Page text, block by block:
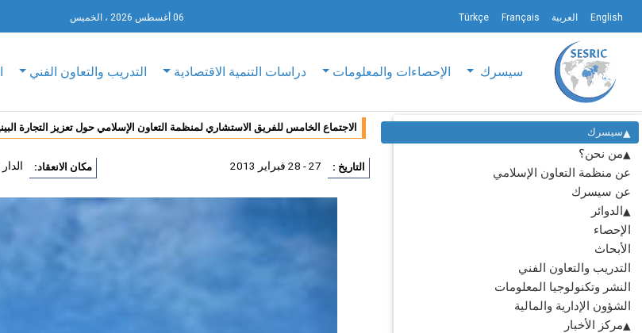
English العربية Français
Türkçe 06 أغسطس 2026 ، الخميس
سيسرك الإحصاءات والمعلومات دراسات التنمية الاقتصادية التدريب والتعاون الفني
سيسرك
من نحن؟
عن منظمة التعاون الإسلامي
عن سيسرك
الدوائر
الإحصاء
الأبحاث
التدريب والتعاون الفني
النشر وتكنولوجيا المعلومات
الشؤون الإدارية والمالية
مركز الأخبار
الاجتماع الخامس للفريق الاستشاري لمنظمة التعاون الإسلامي حول تعزيز التجارة
التاريخ : 27 - 28 فبراير 2013 مكان الانعقاد: